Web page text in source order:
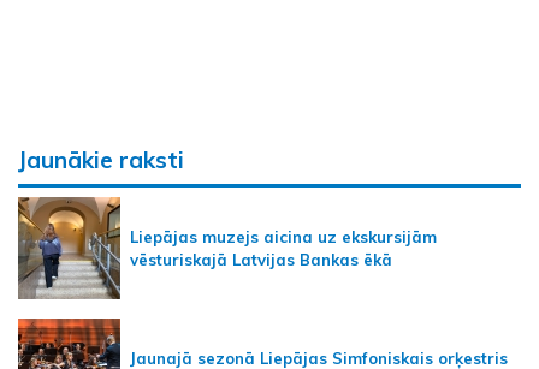
Jaunākie raksti
Liepājas muzejs aicina uz ekskursijām
vēsturiskajā Latvijas Bankas ēkā
Jaunajā sezonā Liepājas Simfoniskais orķestris